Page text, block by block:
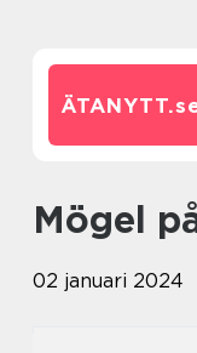
ÄTANYTT.
mögel
02 januari 2024